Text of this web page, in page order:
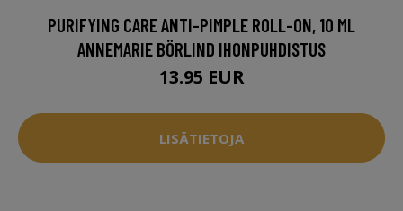
PURIFYING CARE ANTI-PIMPLE ROLL-ON, 10 ML
ANNEMARIE BÖRLIND IHONPUHDISTUS
13.95 EUR
LISÄTIETOJA